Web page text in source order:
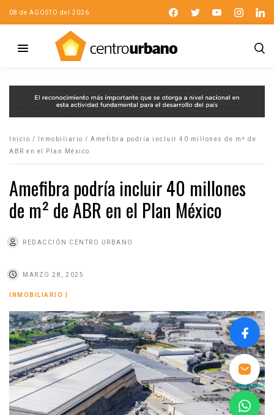
08 de AGOSTO del 2026
Inicio / Inmobiliario / Amefibra podría incluir 40 millones de m² de
ABR en el Plan México
Amefibra podría incluir 40 millones
de m² de ABR en el Plan México
REDACCIÓN CENTRO URBANO
MARZO 28, 2025
INMOBILIARIO